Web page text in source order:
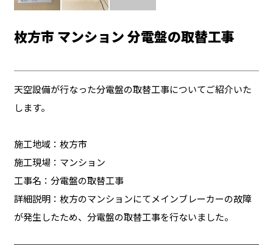
枚方市 マンション 分電盤の取替工事
天空設備が行なった分電盤の取替工事についてご紹介いた
します。
施工地域：枚方市
施工現場：マンション
工事名：分電盤の取替工事
詳細説明：枚方のマンションにてメインブレーカーの故障
が発生したため、分電盤の取替工事を行ないました。